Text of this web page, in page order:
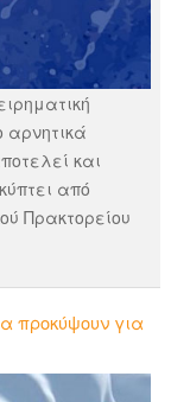
αρνητικά
και
από
Πρακτορείου
προκύψουν για